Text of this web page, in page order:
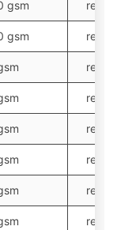
gsm ream
gsm ream
ream
ream
ream
ream
ream
ream